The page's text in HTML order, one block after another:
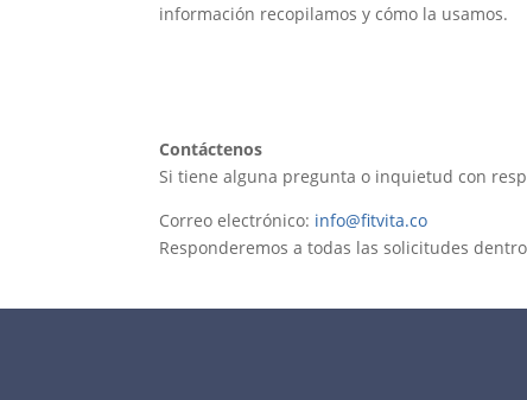
información recopilamos y cómo la usamos.
Contáctenos
Si tiene alguna pregunta o inquietud con
Correo electrónico: info@fitvita.co
Responderemos a todas las solicitudes